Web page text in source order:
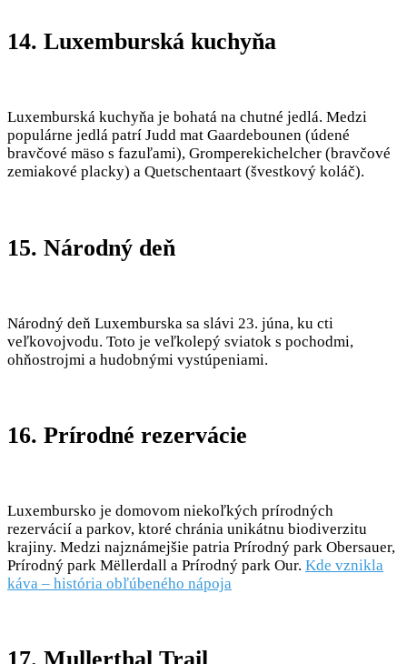
14. Luxemburská kuchyňa
Luxemburská kuchyňa je bohatá na chutné jedlá. Medzi
populárne jedlá patrí Judd mat Gaardebounen (údené
bravčové mäso s fazuľami), Gromperekichelcher (bravčové
zemiakové placky) a Quetschentaart (švestkový koláč).
15. Národný deň
Národný deň Luxemburska sa slávi 23. júna, ku cti
veľkovojvodu. Toto je veľkolepý sviatok s pochodmi,
ohňostrojmi a hudobnými vystúpeniami.
16. Prírodné rezervácie
Luxembursko je domovom niekoľkých prírodných
rezervácií a parkov, ktoré chránia unikátnu biodiverzitu
krajiny. Medzi najznámejšie patria Prírodný park Obersauer,
Prírodný park Mëllerdall a Prírodný park Our. Kde vznikla
káva – história obľúbeného nápoja